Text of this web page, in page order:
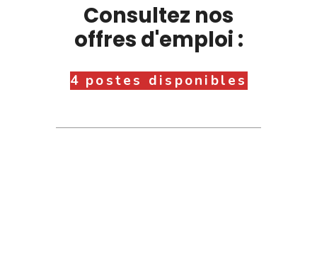
Consultez nos
offres d'emploi :
4 postes disponibles